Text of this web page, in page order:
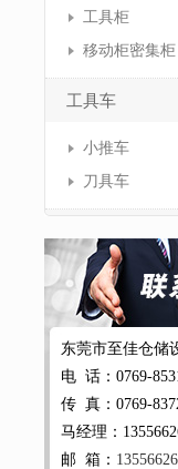
工具柜
移动柜密集柜
工具车
小推车
刀具车
东莞市至佳仓储
电 话：0769-
传 真：0769-
马经理：
邮 箱：